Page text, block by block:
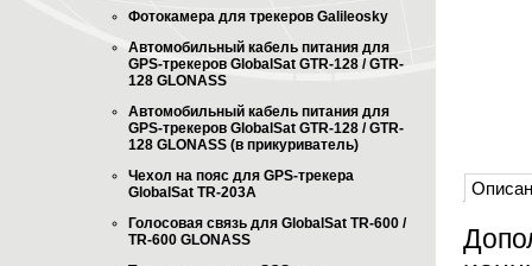
Фотокамера для трекеров Galileosky
Автомобильный кабель питания для
GPS-трекеров GlobalSat GTR-128 / GTR-
128 GLONASS
Автомобильный кабель питания для
GPS-трекеров GlobalSat GTR-128 / GTR-
128 GLONASS (в прикуриватель)
Чехол на пояс для GPS-трекера
GlobalSat TR-203A
Голосовая связь для GlobalSat TR-600 /
TR-600 GLONASS